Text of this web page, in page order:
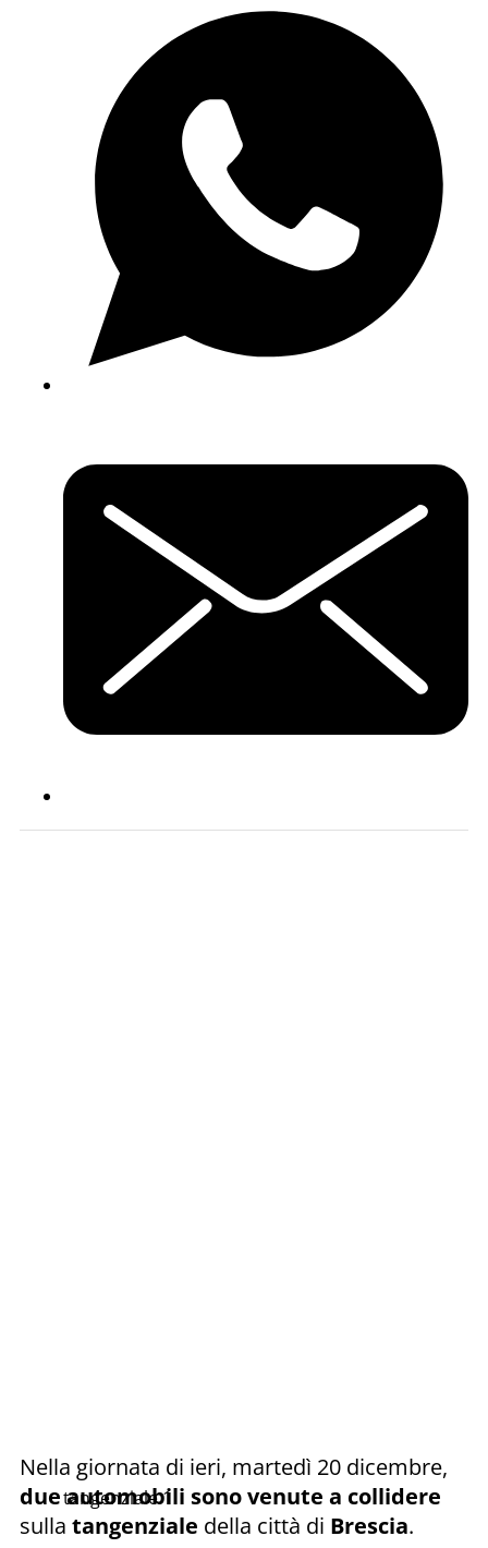
tangenziale 1
Nella giornata di ieri, martedì 20 dicembre,
due automobili sono venute a collidere
sulla tangenziale della città di Brescia.